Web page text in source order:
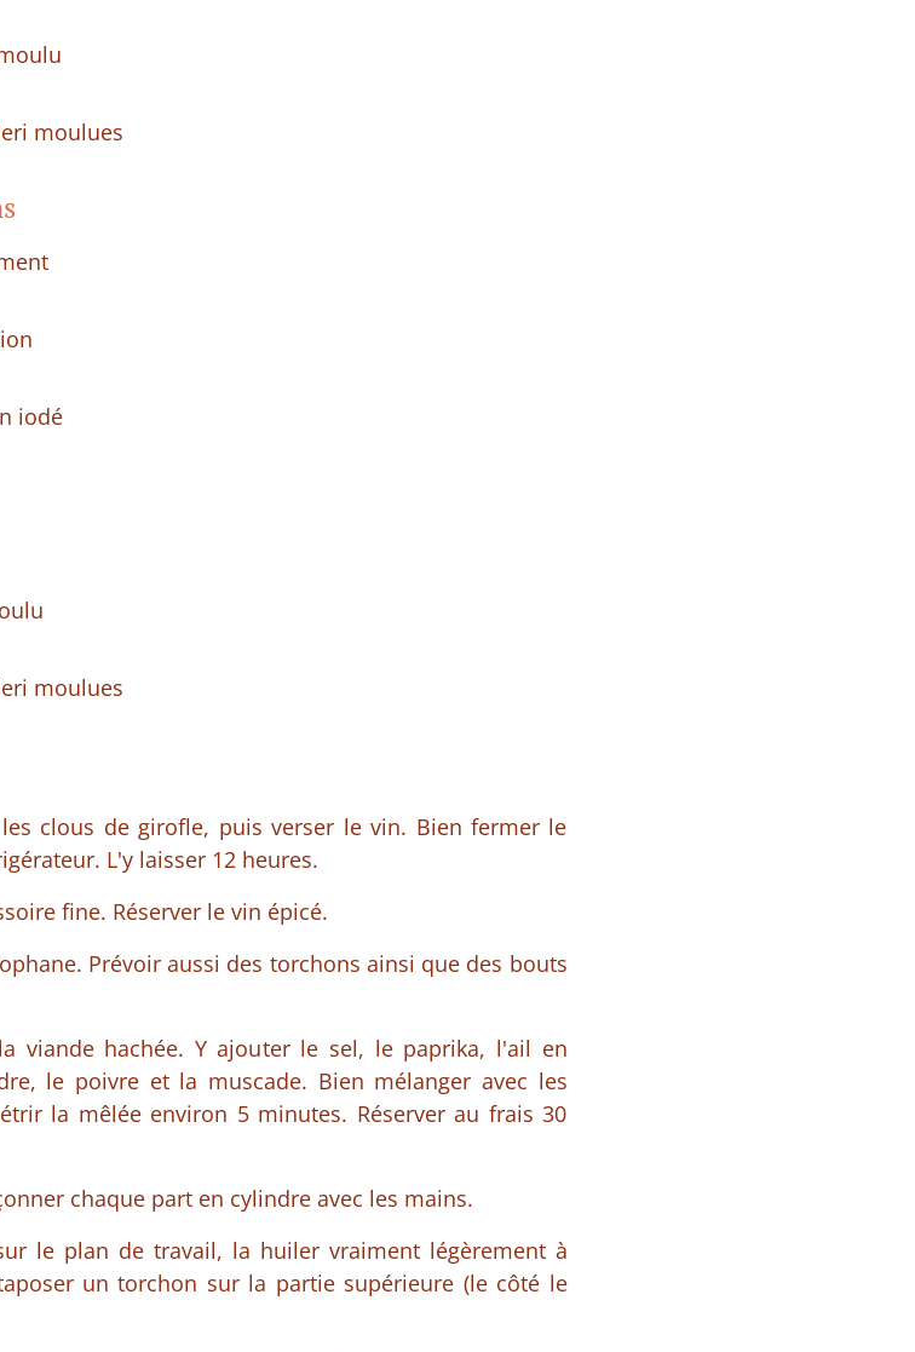
moulues
iodé
moulues
clous de girofle, puis verser le vin. Bien fermer le
L'y laisser 12 heures.
fine. Réserver le vin épicé.
Prévoir aussi des torchons ainsi que des bouts
viande hachée. Y ajouter le sel, le paprika, l'ail en
le poivre et la muscade. Bien mélanger avec les
la mêlée environ 5 minutes. Réserver au frais 30
chaque part en cylindre avec les mains.
le plan de travail, la huiler vraiment légèrement à
un torchon sur la partie supérieure (le côté le